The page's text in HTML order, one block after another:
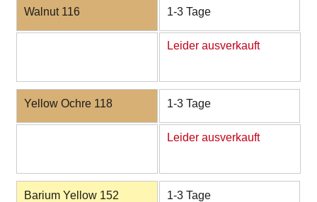
Walnut 116 1-3 Tage
Leider ausverkauft
Yellow Ochre 118 1-3 Tage
Leider ausverkauft
Barium Yellow 152 1-3 Tage